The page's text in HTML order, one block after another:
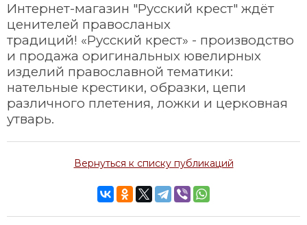
Интернет-магазин "Русский крест" ждёт
ценителей правосланых
традиций! «Русский крест» - производство
и продажа оригинальных ювелирных
изделий православной тематики:
нательные крестики, образки, цепи
различного плетения, ложки и церковная
утварь.
Вернуться к списку публикаций